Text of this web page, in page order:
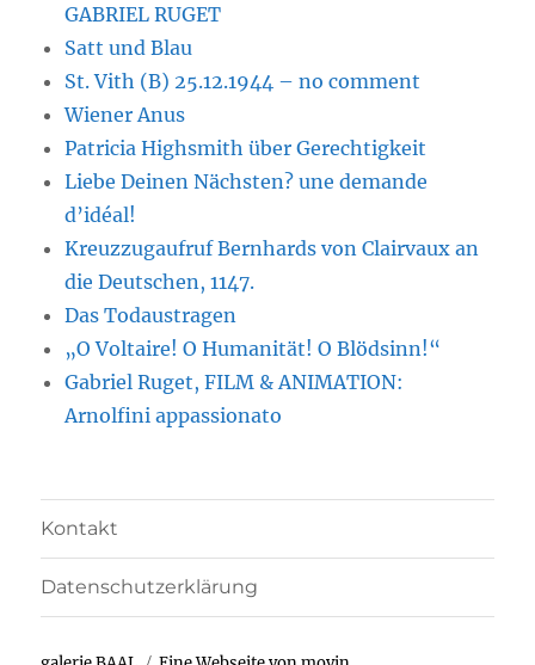
GABRIEL RUGET
Satt und Blau
St. Vith (B) 25.12.1944 – no comment
Wiener Anus
Patricia Highsmith über Gerechtigkeit
Liebe Deinen Nächsten? une demande
d’idéal!
Kreuzzugaufruf Bernhards von Clairvaux an
die Deutschen, 1147.
Das Todaustragen
„O Voltaire! O Humanität! O Blödsinn!“
Gabriel Ruget, FILM & ANIMATION:
Arnolfini appassionato
Kontakt
Datenschutzerklärung